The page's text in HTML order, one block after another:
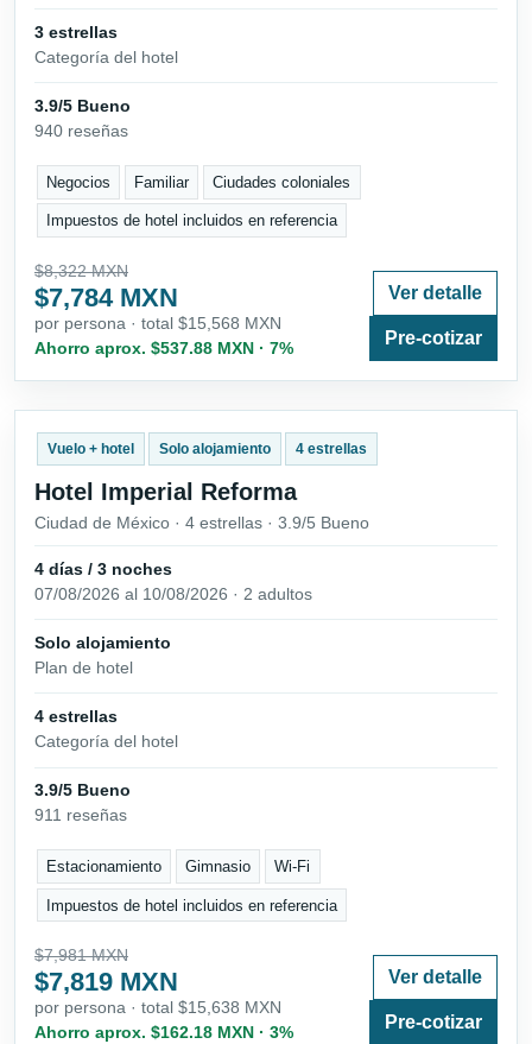
3 estrellas
Categoría del hotel
3.9/5 Bueno
940 reseñas
Negocios Familiar Ciudades coloniales
Impuestos de hotel incluidos en referencia
$8,322 MXN
$7,784 MXN
por persona · total $15,568 MXN
Ahorro aprox. $537.88 MXN · 7%
Ver detalle
Pre-cotizar
Vuelo + hotel Solo alojamiento 4 estrellas
Hotel Imperial Reforma
Ciudad de México · 4 estrellas · 3.9/5 Bueno
4 días / 3 noches
07/08/2026 al 10/08/2026 · 2 adultos
Solo alojamiento
Plan de hotel
4 estrellas
Categoría del hotel
3.9/5 Bueno
911 reseñas
Estacionamiento Gimnasio Wi-Fi
Impuestos de hotel incluidos en referencia
$7,981 MXN
$7,819 MXN
por persona · total $15,638 MXN
Ahorro aprox. $162.18 MXN · 3%
Ver detalle
Pre-cotizar